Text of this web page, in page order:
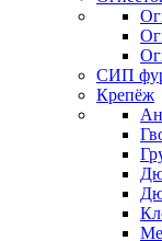
СИП
Крепёж